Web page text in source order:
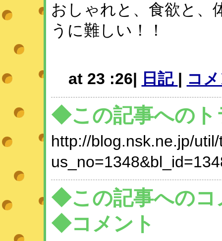
おしゃれと、食欲と、
うに難しい！！
at 23 :26| 日記 | コ
◆この記事へのト
http://blog.nsk.ne.jp/
◆この記事へのコ
◆コメント